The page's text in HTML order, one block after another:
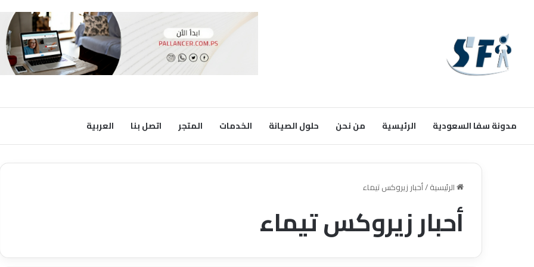
مدونة سفا السعودية الرئيسية من نحن حلول الصيانة الخدمات المتجر اتصل بنا العربية
الرئيسية/أحبار زيروكس تيماء
أحبار زيروكس تيماء